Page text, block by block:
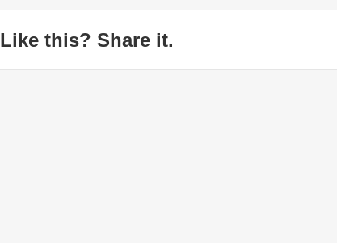
Like this? Share it.